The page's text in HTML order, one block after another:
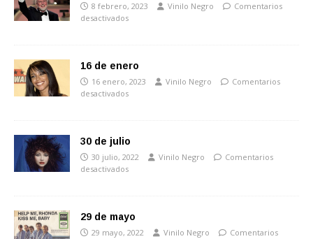
8 febrero, 2023 Vinilo Negro
Comentarios
desactivados
16 de enero
16 enero, 2023 Vinilo Negro
Comentarios
desactivados
30 de julio
30 julio, 2022 Vinilo Negro
Comentarios
desactivados
29 de mayo
29 mayo, 2022 Vinilo Negro Comentarios